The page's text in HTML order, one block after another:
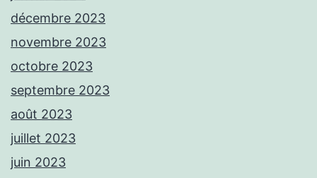
décembre 2023
novembre 2023
octobre 2023
septembre 2023
août 2023
juillet 2023
juin 2023